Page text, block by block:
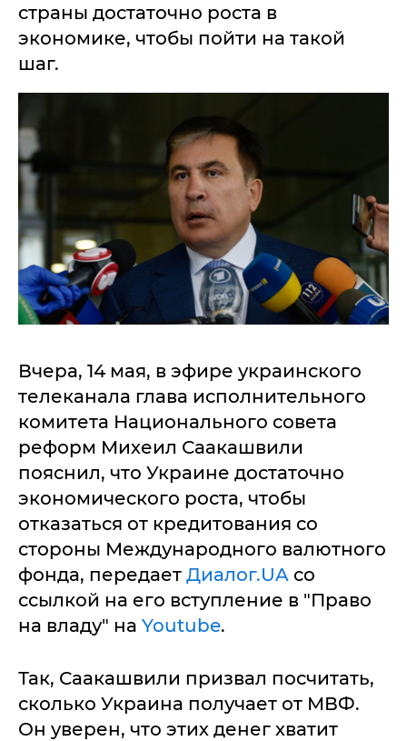
страны достаточно роста в
экономике, чтобы пойти на такой
шаг.
Вчера, 14 мая, в эфире украинского
телеканала глава исполнительного
комитета Национального совета
реформ Михеил Саакашвили
пояснил, что Украине достаточно
экономического роста, чтобы
отказаться от кредитования со
стороны Международного валютного
фонда, передает Диалог.UA со
ссылкой на его вступление в "Право
на владу" на Youtube.
Так, Саакашвили призвал посчитать,
сколько Украина получает от МВФ.
Он уверен, что этих денег хватит